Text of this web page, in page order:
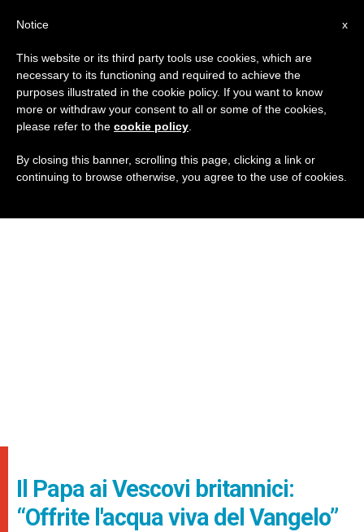
Il Papa ai Vescovi britannici:
“Offrite l'acqua viva del Vangelo”
x
Notice
This website or its third party tools use cookies, which are
necessary to its functioning and required to achieve the
purposes illustrated in the cookie policy. If you want to know
more or withdraw your consent to all or some of the cookies,
please refer to the cookie policy
By closing this banner, scrolling this page, clicking a link or
continuing to browse otherwise, you agree to the use of cookies.